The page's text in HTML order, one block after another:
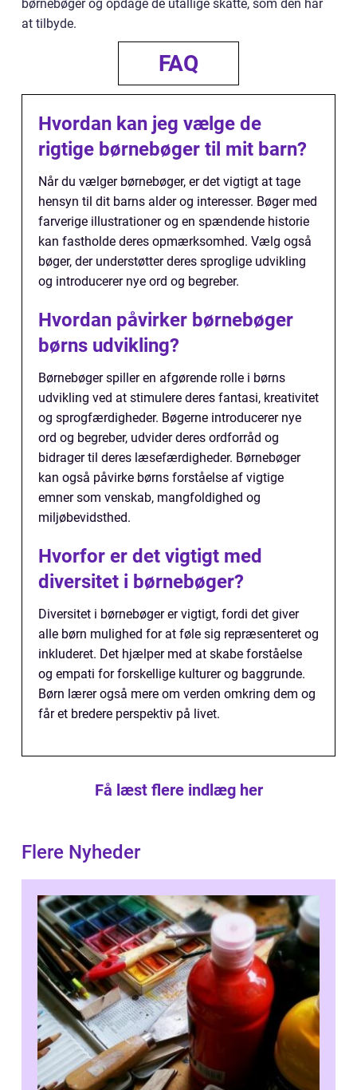
børnebøger og opdage de utallige skatte, som den har
at tilbyde.
FAQ
Hvordan kan jeg vælge de
rigtige børnebøger til mit barn?
Når du vælger børnebøger, er det vigtigt at tage
hensyn til dit barns alder og interesser. Bøger med
farverige illustrationer og en spændende historie
kan fastholde deres opmærksomhed. Vælg også
bøger, der understøtter deres sproglige udvikling
og introducerer nye ord og begreber.
Hvordan påvirker børnebøger
børns udvikling?
Børnebøger spiller en afgørende rolle i børns
udvikling ved at stimulere deres fantasi, kreativitet
og sprogfærdigheder. Bøgerne introducerer nye
ord og begreber, udvider deres ordforråd og
bidrager til deres læsefærdigheder. Børnebøger
kan også påvirke børns forståelse af vigtige
emner som venskab, mangfoldighed og
miljøbevidsthed.
Hvorfor er det vigtigt med
diversitet i børnebøger?
Diversitet i børnebøger er vigtigt, fordi det giver
alle børn mulighed for at føle sig repræsenteret og
inkluderet. Det hjælper med at skabe forståelse
og empati for forskellige kulturer og baggrunde.
Børn lærer også mere om verden omkring dem og
får et bredere perspektiv på livet.
Få læst flere indlæg her
Flere Nyheder